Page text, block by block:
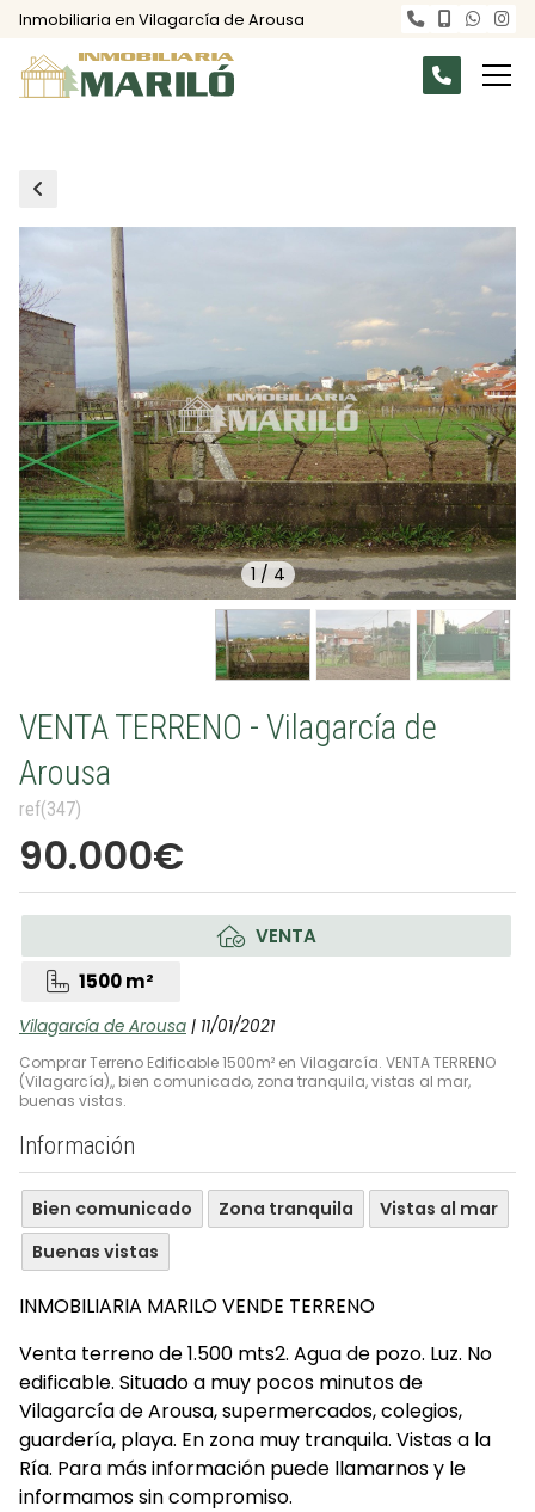
Inmobiliaria en Vilagarcía de Arousa
1/ 4
VENTA TERRENO - Vilagarcía de
Arousa
ref(347)
90.000€
VENTA
1500 m²
Vilagarcía de Arousa | 11/01/2021
Comprar Terreno Edificable 1500m² en Vilagarcía. VENTA TERRENO
(Vilagarcía),, bien comunicado, zona tranquila, vistas al mar,
buenas vistas.
Información
Bien comunicado Zona tranquila
Vistas al mar
Buenas vistas
INMOBILIARIA MARILO VENDE TERRENO
Venta terreno de 1.500 mts2. Agua de pozo. Luz. No
edificable. Situado a muy pocos minutos de
Vilagarcía de Arousa, supermercados, colegios,
guardería, playa. En zona muy tranquila. Vistas a la
Ría. Para más información puede llamarnos y le
informamos sin compromiso.